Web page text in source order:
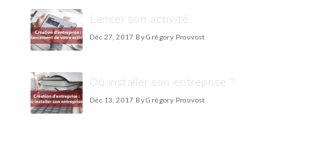
Lancer son activité
Déc 27, 2017 By Grégory Prouvost
Où installer son entreprise ?
Déc 13, 2017 By Grégory Prouvost